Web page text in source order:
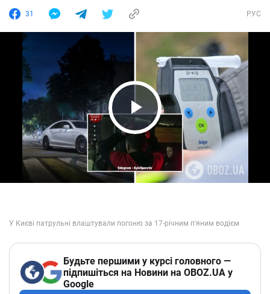
31 РУС
Play Video
Будьте першими у курсі головного —
підпишіться на Новини на OBOZ.UA у
Google